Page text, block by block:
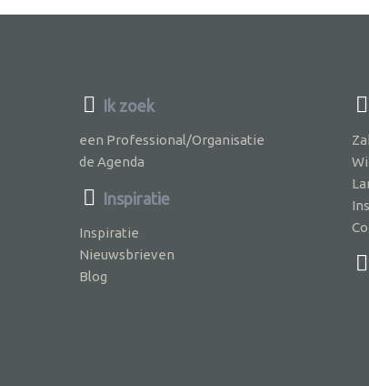
Ik zoek
een Professional/Organisatie
de Agenda
Inspiratie
Inspiratie
Nieuwsbrieven
Blog